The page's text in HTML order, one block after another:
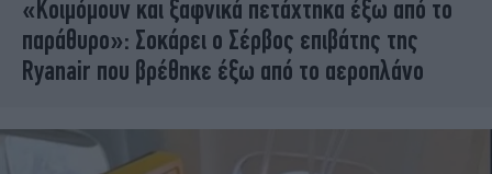
«Κοιμόμουν και ξαφνικά πετάχτηκα έξω από το
παράθυρο»: Σοκάρει ο Σέρβος επιβάτης της
Ryanair που βρέθηκε έξω από το αεροπλάνο